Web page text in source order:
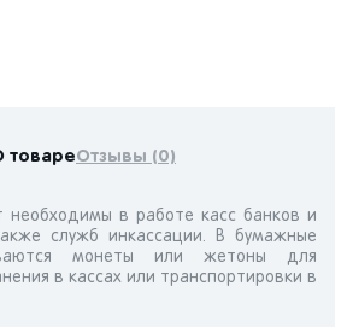
товареОтзывы (0)
необходимы в работе касс банков и
служб инкассации. В бумажные
монеты или жетоны для
в кассах или транспортировки в